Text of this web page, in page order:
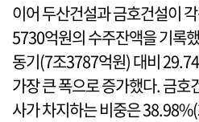
이어 두산건설과 금호건설이
5730억원의 수주잔액을 기록
동기(7조3787억원) 대비
가장 큰 폭으로 증가했다. 금호
사가 차지하는 비중은